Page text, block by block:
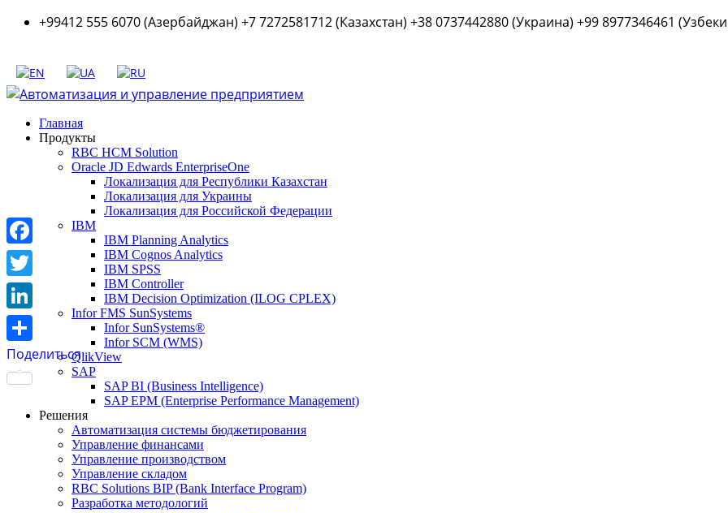
+99412 555 6070 (Азербайджан) +7 7272581712 (Казахстан) +38 0737442880 (Украина) +99 8977346461
Главная
Продукты
RBC HCM Solution
Oracle JD Edwards EnterpriseOne
Локализация для Республики Казахстан
Локализация для Украины
Локализация для Российской Федерации
IBM
IBM Planning Analytics
IBM Cognos Analytics
IBM SPSS
IBM Controller
IBM Decision Optimization (ILOG CPLEX)
Infor FMS SunSystems
Infor SunSystems®
Infor SCM (WMS)
QlikView
SAP
SAP BI (Business Intelligence)
SAP EPM (Enterprise Performance Management)
Решения
Автоматизация системы бюджетирования
Управление финансами
Управление производством
Управление складом
RBC Solutions BIP (Bank Interface Program)
Разработка методологий
Facebook
Twitter
LinkedIn
Поделиться